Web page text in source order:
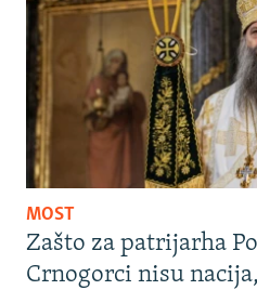
MOST
Zašto za patrijarha
Crnogorci nisu